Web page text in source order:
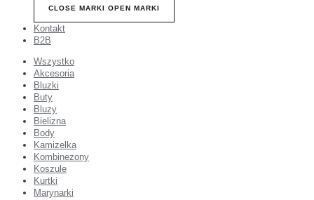
CLOSE MARKI OPEN MARKI
Kontakt
B2B
Wszystko
Akcesoria
Bluzki
Buty
Bluzy
Bielizna
Body
Kamizelka
Kombinezony
Koszule
Kurtki
Marynarki